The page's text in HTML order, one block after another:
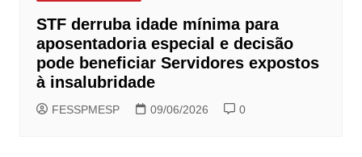
STF derruba idade mínima para
aposentadoria especial e decisão
pode beneficiar Servidores expostos
à insalubridade
FESSPMESP 09/06/2026 0